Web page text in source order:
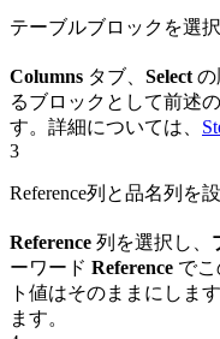
テーブルブロックを選
Columns タブ、 Select の
るブロックとして前述の
す。詳細については、
3
Reference列と品名列を
Reference 列を選択し、
ーワード Reference で
ト値はそのままにします
ます。